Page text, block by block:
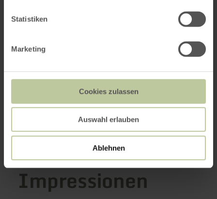
Statistiken
Marketing
Cookies zulassen
Auswahl erlauben
Ablehnen
Impressionen